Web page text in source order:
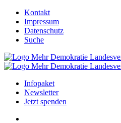
Kontakt
Impressum
Datenschutz
Suche
Infopaket
Newsletter
Jetzt spenden